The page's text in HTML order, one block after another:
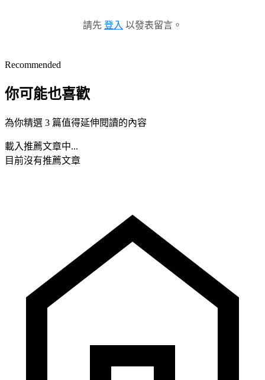
請先 登入 以發表留言。
Recommended
你可能也喜歡
為你精選 3 篇值得延伸閱讀的內容
載入推薦文章中...
目前沒有推薦文章